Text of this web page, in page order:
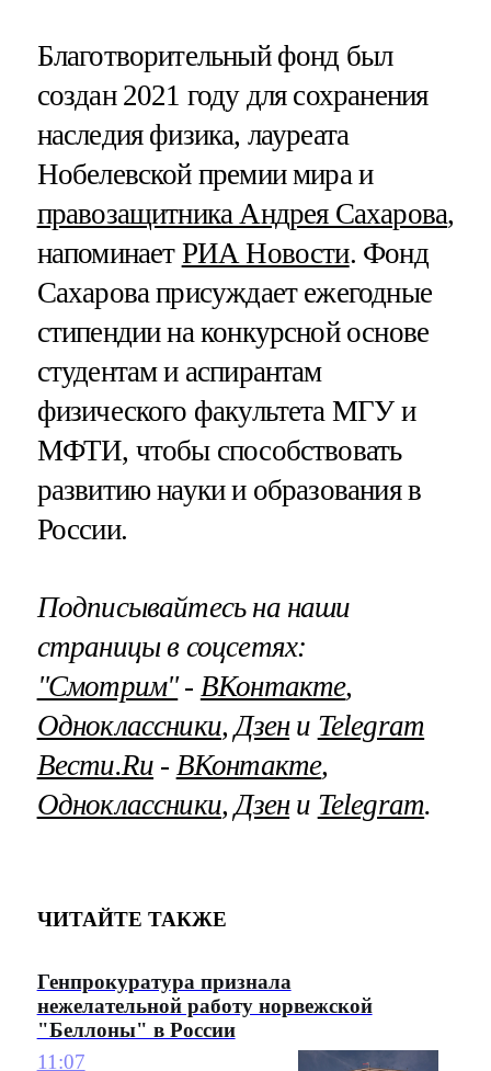
Благотворительный фонд был
создан 2021 году для сохранения
наследия физика, лауреата
Нобелевской премии мира и
правозащитника Андрея Сахарова,
напоминает РИА Новости. Фонд
Сахарова присуждает ежегодные
стипендии на конкурсной основе
студентам и аспирантам
физического факультета МГУ и
МФТИ, чтобы способствовать
развитию науки и образования в
России.
Подписывайтесь на наши
страницы в соцсетях:
"Смотрим"‐ ВКонтакте,
Одноклассники,Дзени Telegram
Вести.Ru ‐ ВКонтакте,
Одноклассники,Дзени Telegram.
ЧИТАЙТЕ ТАКЖЕ
Генпрокуратура признала
нежелательной работу норвежской
"Беллоны" в России
11:07